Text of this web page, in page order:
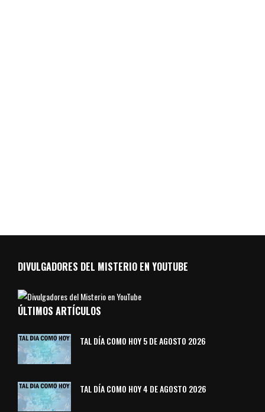
DIVULGADORES DEL MISTERIO EN YOUTUBE
ÚLTIMOS ARTÍCULOS
TAL DÍA COMO HOY 5 DE AGOSTO 2026
TAL DÍA COMO HOY 4 DE AGOSTO 2026